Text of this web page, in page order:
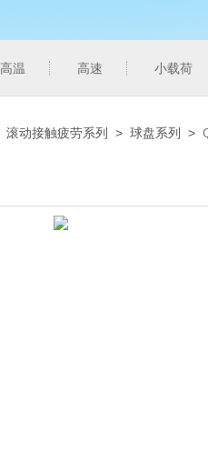
高温 高速 小载荷
滚动接触疲劳系列 > 球盘系列 >